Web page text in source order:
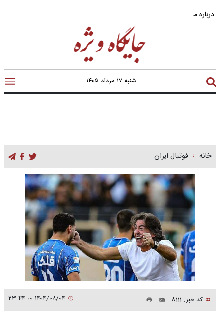
درباره ما
شنبه ۱۷ مرداد ۱۴۰۵
خانه فوتبال ایران
کد خبر: 8111